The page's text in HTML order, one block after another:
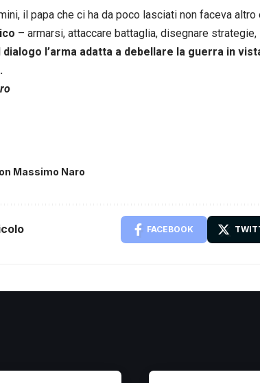
il papa che ci ha da poco lasciati non faceva altro
– armarsi, attaccare battaglia, disegnare
l’arma adatta a debellare la guerra in
Massimo Naro
FACEBOOK